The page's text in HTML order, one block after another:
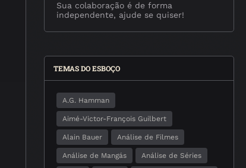
Sua colaboração é de forma
independente, ajude se quiser!
TEMAS DO ESBOÇO
A.G. Hamman
Aimé-Victor-François Guilbert
Alain Bauer Análise de Filmes
Análise de Mangás Análise de Séries